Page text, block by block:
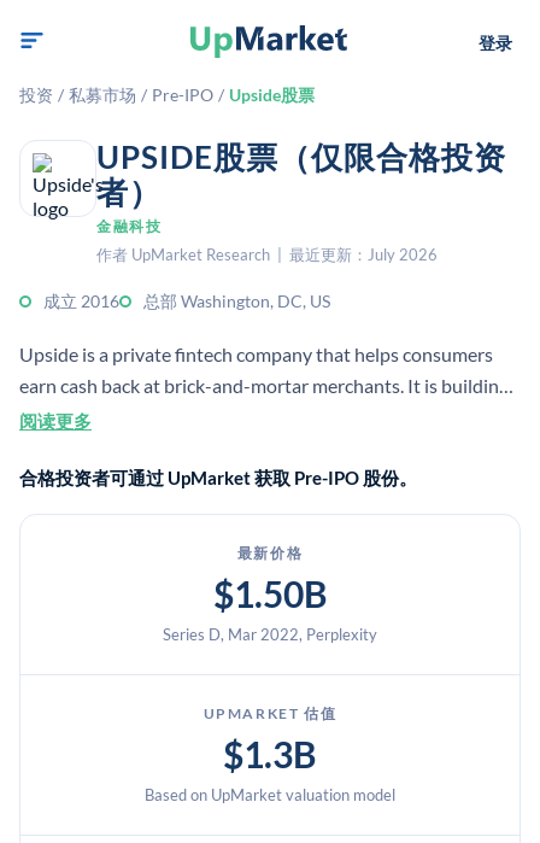
登录
投资 / 私募市场 / Pre-IPO / Upside股票
UPSIDE股票（仅限合格投资
者）
金融科技
作者 UpMarket Research | 最近更新：July 2026
成立 2016 总部 Washington, DC, US
Upside is a private fintech company that helps consumers
earn cash back at brick-and-mortar merchants. It is building
a new economic model for commerce and was founded in
阅读更多
合格投资者可通过 UpMarket 获取 Pre-IPO 股份。
最新价格
$1.50B
Series D, Mar 2022, Perplexity
UPMARKET 估值
$1.3B
Based on UpMarket valuation model